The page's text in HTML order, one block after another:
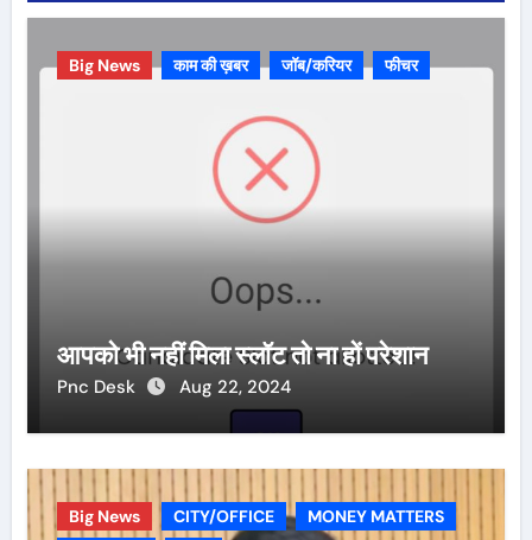
Big News काम की ख़बर जॉब/करियर फीचर
आपको भी नहीं मिला स्लॉट तो ना हों परेशान
Pnc Desk Aug 22, 2024
Big News CITY/OFFICE
MONEY MATTERS